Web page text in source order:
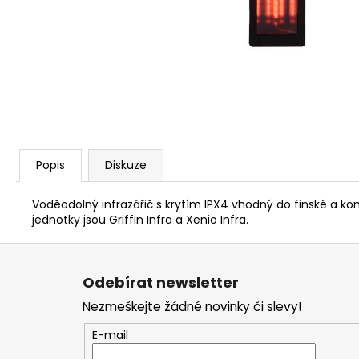
Popis Diskuze
Voděodolný infrazářič s krytím IPX4 vhodný do finské a
jednotky jsou Griffin Infra a Xenio Infra.
PARAFÍNOVÝ IMPREGNAČNÍ OLEJ
Z
Odebírat newsletter
Nezmeškejte žádné novinky či slevy!
E-mail